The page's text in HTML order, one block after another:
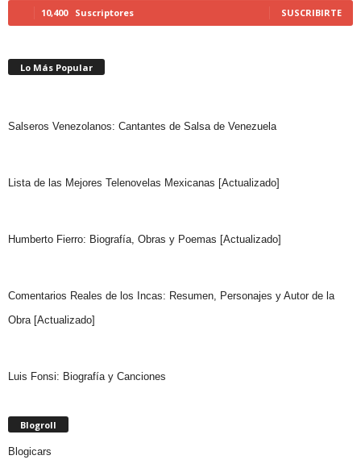
10,400 Suscriptores SUSCRIBIRTE
Lo Más Popular
Salseros Venezolanos: Cantantes de Salsa de Venezuela
Lista de las Mejores Telenovelas Mexicanas [Actualizado]
Humberto Fierro: Biografía, Obras y Poemas [Actualizado]
Comentarios Reales de los Incas: Resumen, Personajes y Autor de la
Obra [Actualizado]
Luis Fonsi: Biografía y Canciones
Blogroll
Blogicars